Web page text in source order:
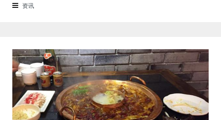
门进行考察，带大家了解五条人糖水铺加盟情况，欢迎大家前来考察。五条
资讯